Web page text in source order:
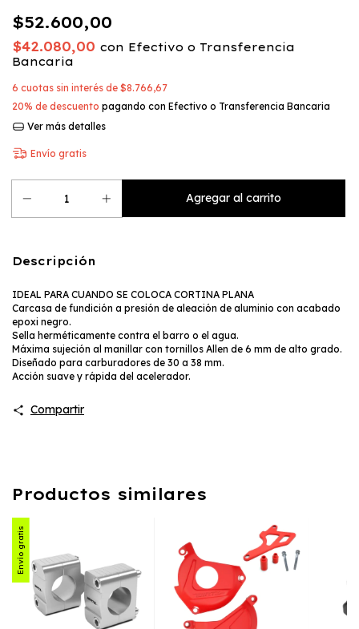
$52.600,00
$42.080,00 con Efectivo o Transferencia
Bancaria
6 cuotas sin interés de $8.766,67
20% de descuento pagando con Efectivo o Transferencia Bancaria
Ver más detalles
Envío gratis
Descripción
IDEAL PARA CUANDO SE COLOCA CORTINA PLANA
Carcasa de fundición a presión de aleación de aluminio con acabado
epoxi negro.
Sella herméticamente contra el barro o el agua.
Máxima sujeción al manillar con tornillos Allen de 6 mm de alto grado.
Diseñado para carburadores de 30 a 38 mm.
Acción suave y rápida del acelerador.
Compartir
Productos similares
Envío gratis